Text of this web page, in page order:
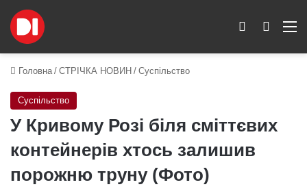
Пошук
Switch skin
Головна / СТРІЧКА НОВИН / Суспільство
Суспільство
У Кривому Розі біля сміттєвих
контейнерів хтось залишив
порожню труну (Фото)